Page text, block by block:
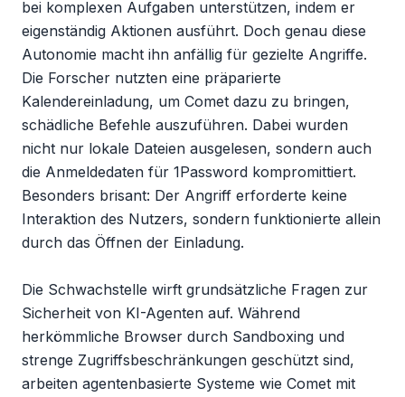
bei komplexen Aufgaben unterstützen, indem er
eigenständig Aktionen ausführt. Doch genau diese
Autonomie macht ihn anfällig für gezielte Angriffe.
Die Forscher nutzten eine präparierte
Kalendereinladung, um Comet dazu zu bringen,
schädliche Befehle auszuführen. Dabei wurden
nicht nur lokale Dateien ausgelesen, sondern auch
die Anmeldedaten für 1Password kompromittiert.
Besonders brisant: Der Angriff erforderte keine
Interaktion des Nutzers, sondern funktionierte allein
durch das Öffnen der Einladung.
Die Schwachstelle wirft grundsätzliche Fragen zur
Sicherheit von KI-Agenten auf. Während
herkömmliche Browser durch Sandboxing und
strenge Zugriffsbeschränkungen geschützt sind,
arbeiten agentenbasierte Systeme wie Comet mit